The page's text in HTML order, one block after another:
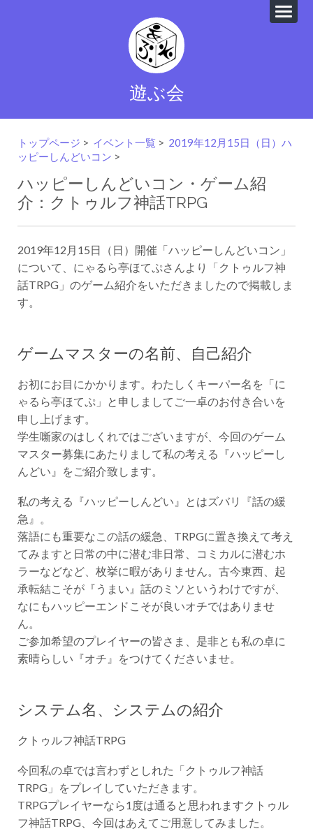
遊ぶ会
トップページ > イベント一覧 > 2019年12月15日（日）ハ
ッピーしんどいコン >
ハッピーしんどいコン・ゲーム紹
介：クトゥルフ神話TRPG
2019年12月15日（日）開催「ハッピーしんどいコン」
について、にゃるら亭ほてぷさんより「クトゥルフ神
話TRPG」のゲーム紹介をいただきましたので掲載しま
す。
ゲームマスターの名前、自己紹介
お初にお目にかかります。わたしくキーパー名を「に
ゃるら亭ほてぷ」と申しましてご一卓のお付き合いを
申し上げます。
学生噺家のはしくれではございますが、今回のゲーム
マスター募集にあたりまして私の考える『ハッピーし
んどい』をご紹介致します。
私の考える『ハッピーしんどい』とはズバリ『話の緩
急』。
落語にも重要なこの話の緩急、TRPGに置き換えて考え
てみますと日常の中に潜む非日常、コミカルに潜むホ
ラーなどなど、枚挙に暇がありません。古今東西、起
承転結こそが『うまい』話のミソというわけですが、
なにもハッピーエンドこそが良いオチではありませ
ん。
ご参加希望のプレイヤーの皆さま、是非とも私の卓に
素晴らしい『オチ』をつけてくださいませ。
システム名、システムの紹介
クトゥルフ神話TRPG
今回私の卓では言わずとしれた「クトゥルフ神話
TRPG」をプレイしていただきます。
TRPGプレイヤーなら1度は通ると思われますクトゥル
フ神話TRPG、今回はあえてご用意してみました。